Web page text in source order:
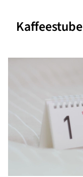
Kaffeestube